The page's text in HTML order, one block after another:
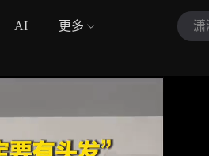
AI 更多